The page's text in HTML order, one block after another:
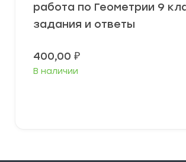
работа по Геометрии 9
задания и ответы
400,00 ₽
В наличии